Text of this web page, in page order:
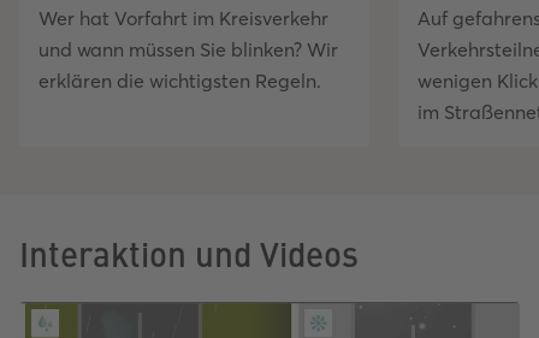
Wer hat Vorfahrt im Kreisverkehr
und wann müssen Sie blinken? Wir
erklären die wichtigsten Regeln.
Auf
wenigen
im
Interaktion und Videos